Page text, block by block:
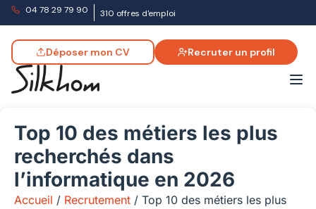
04 78 29 79 90 310 offres d'emploi
Déposer mon CV Recruter un profil
Top 10 des métiers les plus
recherchés dans
l’informatique en 2026
Accueil / Recrutement / Top 10 des métiers les plus